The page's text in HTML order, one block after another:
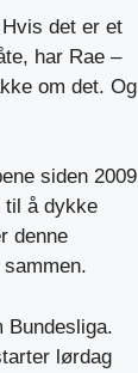
det er et
har Rae –
om det. Og
siden 2009
til å dykke
denne
Bundesliga.
lørdag